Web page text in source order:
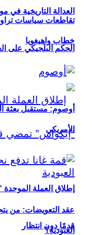
العدالة التاريخية في
الحكم البلجيكي على
قدمًا دون انتظار
تقاطعات سياسات
خطاب واهيغويا
أوصوم: مستقبل بعثة
الأمريكي
عقد التعويضات: من
العبودية؟